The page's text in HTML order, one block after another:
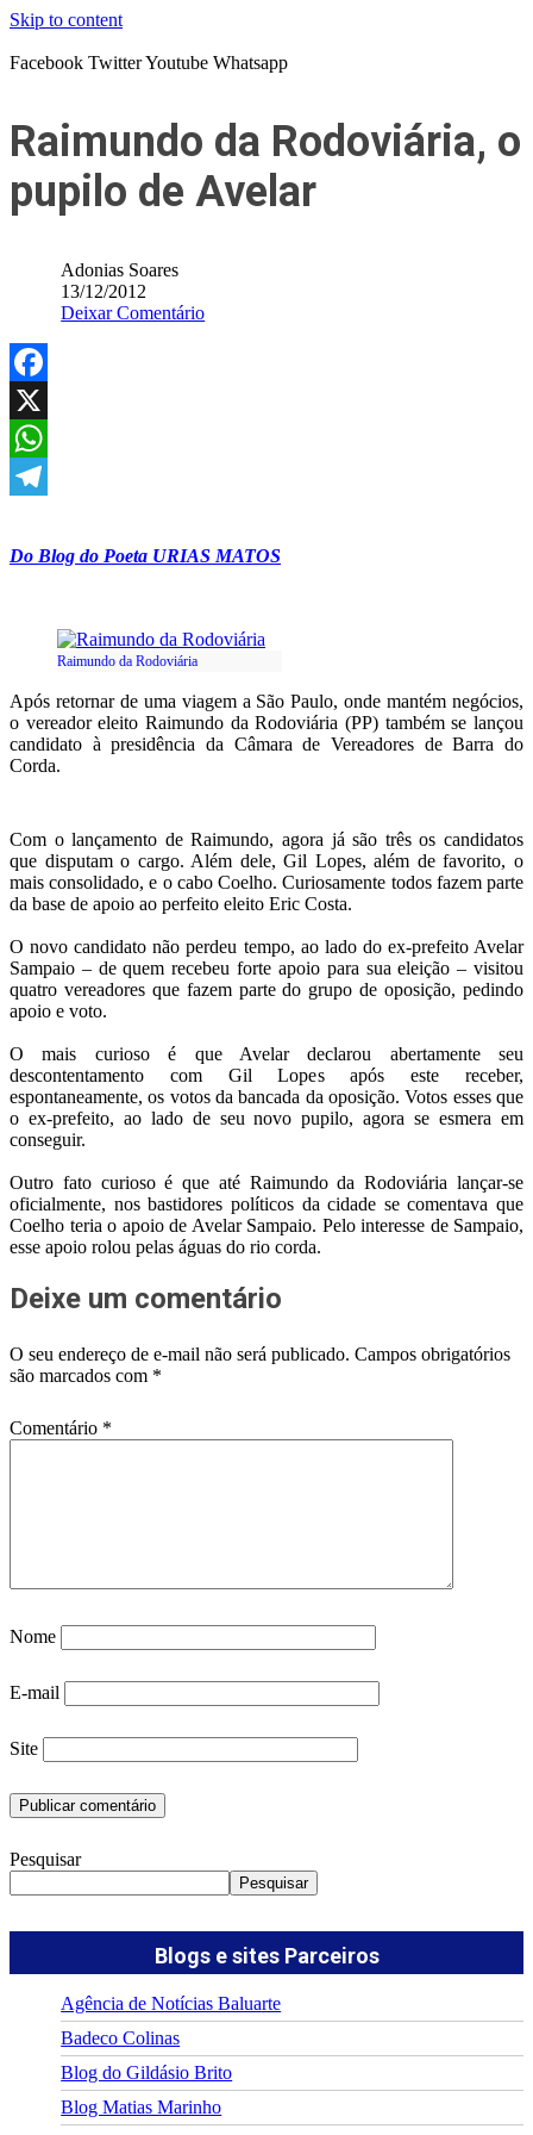
Skip to content
Facebook TwitterYoutube Whatsapp
Raimundo da Rodoviária, o
pupilo de Avelar
Adonias Soares
13/12/2012
Deixar Comentário
Facebook
X
WhatsApp
Do Blog do Poeta URIAS MATOS
Raimundo da Rodoviária
Após retornar de uma viagem a São Paulo, onde mantém negócios,
o vereador eleito Raimundo da Rodoviária (PP) também se lançou
candidato à presidência da Câmara de Vereadores de Barra do
Corda.
Com o lançamento de Raimundo, agora já são três os candidatos
que disputam o cargo. Além dele, Gil Lopes, além de favorito, o
mais consolidado, e o cabo Coelho. Curiosamente todos fazem parte
da base de apoio ao perfeito eleito Eric Costa.
O novo candidato não perdeu tempo, ao lado do ex-prefeito Avelar
Sampaio – de quem recebeu forte apoio para sua eleição – visitou
quatro vereadores que fazem parte do grupo de oposição, pedindo
apoio e voto.
O mais curioso é que Avelar declarou abertamente seu
descontentamento com Gil Lopes após este receber,
espontaneamente, os votos da bancada da oposição. Votos esses que
o ex-prefeito, ao lado de seu novo pupilo, agora se esmera em
conseguir.
Outro fato curioso é que até Raimundo da Rodoviária lançar-se
oficialmente, nos bastidores políticos da cidade se comentava que
Coelho teria o apoio de Avelar Sampaio. Pelo interesse de Sampaio,
esse apoio rolou pelas águas do rio corda.
Deixe um comentário
O seu endereço de e-mail não será publicado. Campos obrigatórios
são marcados com *
Comentário *
Nome
E-mail
Site
Pesquisar
Pesquisar
Blogs e sites Parceiros
Agência de Notícias Baluarte
Badeco Colinas
Blog do Gildásio Brito
Blog Matias Marinho